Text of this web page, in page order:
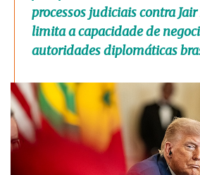
processos judiciais contra
limita a capacidade de
autoridades diplomáticas